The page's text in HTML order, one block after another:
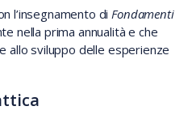
l’insegnamento diFondamenti
nella prima annualità e che
allo sviluppo delle esperienze